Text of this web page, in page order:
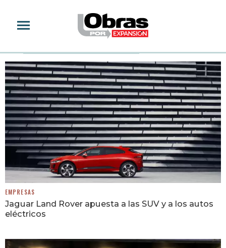
EMPRESAS
Jaguar Land Rover apuesta a las SUV y a los autos
eléctricos